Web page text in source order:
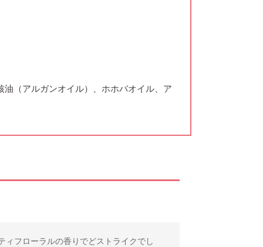
（アルガンオイル）、ホホバオイル、ア
フローラルの香りでどストライクでし